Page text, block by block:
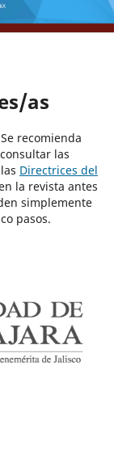
as
recomienda
las
Directrices del
la revista antes
simplemente
pasos.